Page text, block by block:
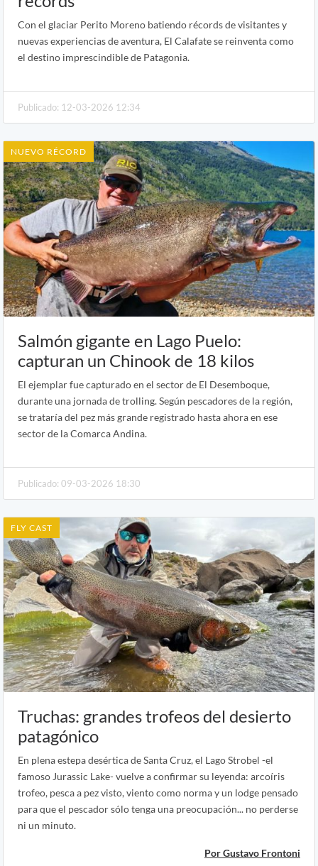
Con el glaciar Perito Moreno batiendo récords de visitantes y
nuevas experiencias de aventura, El Calafate se reinventa como
el destino imprescindible de Patagonia.
Publicado: 12-03-2026 12:34
NUEVO RÉCORD
Salmón gigante en Lago Puelo:
capturan un Chinook de 18 kilos
El ejemplar fue capturado en el sector de El Desemboque,
durante una jornada de trolling. Según pescadores de la región,
se trataría del pez más grande registrado hasta ahora en ese
sector de la Comarca Andina.
Publicado: 09-03-2026 18:30
FLY CAST
Truchas: grandes trofeos del desierto
patagónico
En plena estepa desértica de Santa Cruz, el Lago Strobel -el
famoso Jurassic Lake- vuelve a confirmar su leyenda: arcoíris
trofeo, pesca a pez visto, viento como norma y un lodge pensado
para que el pescador sólo tenga una preocupación... no perderse
ni un minuto.
Por Gustavo Frontoni